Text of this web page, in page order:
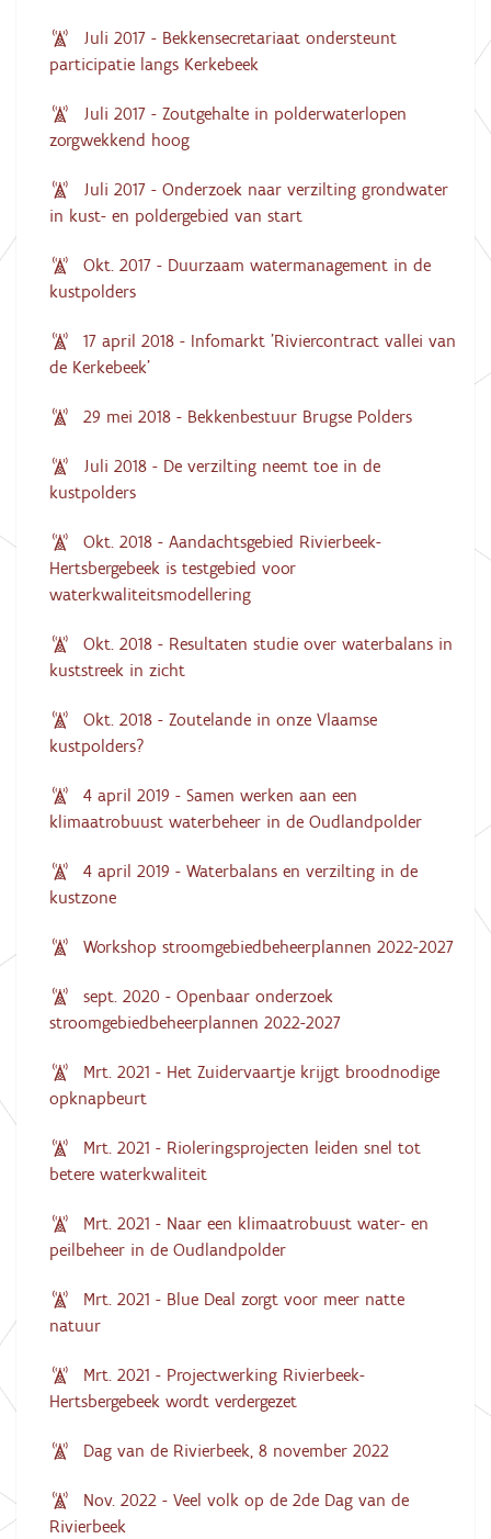
Juli 2017 - Bekkensecretariaat ondersteunt
participatie langs Kerkebeek
Juli 2017 - Zoutgehalte in polderwaterlopen
zorgwekkend hoog
Juli 2017 - Onderzoek naar verzilting grondwater
in kust- en poldergebied van start
Okt. 2017 - Duurzaam watermanagement in de
kustpolders
17 april 2018 - Infomarkt 'Riviercontract vallei van
de Kerkebeek'
29 mei 2018 - Bekkenbestuur Brugse Polders
Juli 2018 - De verzilting neemt toe in de
kustpolders
Okt. 2018 - Aandachtsgebied Rivierbeek-
Hertsbergebeek is testgebied voor
waterkwaliteitsmodellering
Okt. 2018 - Resultaten studie over waterbalans in
kuststreek in zicht
Okt. 2018 - Zoutelande in onze Vlaamse
kustpolders?
4 april 2019 - Samen werken aan een
klimaatrobuust waterbeheer in de Oudlandpolder
4 april 2019 - Waterbalans en verzilting in de
kustzone
Workshop stroomgebiedbeheerplannen 2022-2027
sept. 2020 - Openbaar onderzoek
stroomgebiedbeheerplannen 2022-2027
Mrt. 2021 - Het Zuidervaartje krijgt broodnodige
opknapbeurt
Mrt. 2021 - Rioleringsprojecten leiden snel tot
betere waterkwaliteit
Mrt. 2021 - Naar een klimaatrobuust water- en
peilbeheer in de Oudlandpolder
Mrt. 2021 - Blue Deal zorgt voor meer natte
natuur
Mrt. 2021 - Projectwerking Rivierbeek-
Hertsbergebeek wordt verdergezet
Dag van de Rivierbeek, 8 november 2022
Nov. 2022 - Veel volk op de 2de Dag van de
Rivierbeek